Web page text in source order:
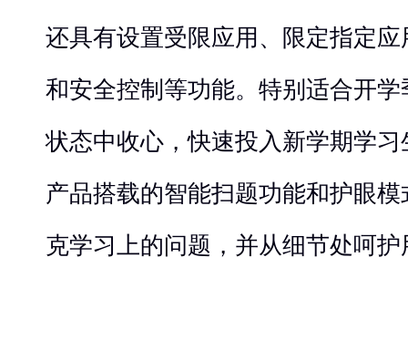
还具有设置受限应用、限定指定
和安全控制等功能。特别适合开
状态中收心，快速投入新学期学
产品搭载的智能扫题功能和护眼
克学习上的问题，并从细节处呵